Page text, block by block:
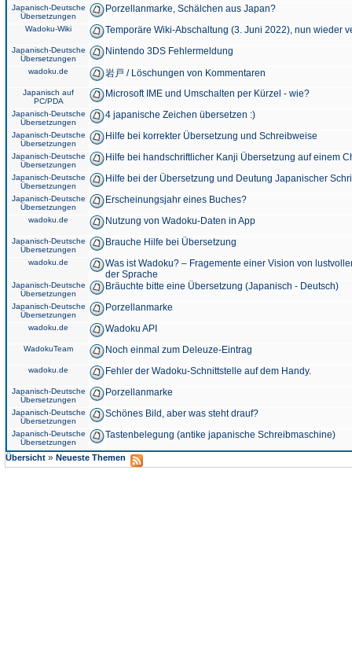
Japanisch-Deutsche
Übersetzungen
Porzellanmarke, Schälchen aus Japan?
Wadoku-Wiki Temporäre Wiki-Abschaltung (3. Juni 2022), nun wieder
Japanisch-Deutsche
Übersetzungen
Nintendo 3DS Fehlermeldung
wadoku.de 岩戸 / Löschungen von Kommentaren
Japanisch auf
PC/PDA
Microsoft IME und Umschalten per Kürzel - wie?
Japanisch-Deutsche
Übersetzungen
4 japanische Zeichen übersetzen :)
Japanisch-Deutsche
Übersetzungen
Hilfe bei korrekter Übersetzung und Schreibweise
Japanisch-Deutsche
Übersetzungen
Hilfe bei handschriftlicher Kanji Übersetzung auf einem
Japanisch-Deutsche
Übersetzungen
Hilfe bei der Übersetzung und Deutung Japanischer
Japanisch-Deutsche
Übersetzungen
Erscheinungsjahr eines Buches?
wadoku.de Nutzung von Wadoku-Daten in App
Japanisch-Deutsche
Übersetzungen
Brauche Hilfe bei Übersetzung
wadoku.de
Was ist Wadoku? – Fragemente einer Vision von
der Sprache
Japanisch-Deutsche
Übersetzungen
Bräuchte bitte eine Übersetzung (Japanisch - Deutsch)
Japanisch-Deutsche
Übersetzungen
Porzellanmarke
wadoku.de Wadoku API
WadokuTeam Noch einmal zum Deleuze-Eintrag
wadoku.de Fehler der Wadoku-Schnittstelle auf dem Handy.
Japanisch-Deutsche
Übersetzungen
Porzellanmarke
Japanisch-Deutsche
Übersetzungen
Schönes Bild, aber was steht drauf?
Japanisch-Deutsche
Übersetzungen
Tastenbelegung (antike japanische Schreibmaschine)
Übersicht » Neueste Themen